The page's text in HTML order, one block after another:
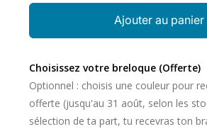
Ajouter au panier
Choisissez votre breloque (Offerte)
Optionnel : choisis une couleur pour
offerte (jusqu'au 31 août, selon les
sélection de ta part, tu recevras ton